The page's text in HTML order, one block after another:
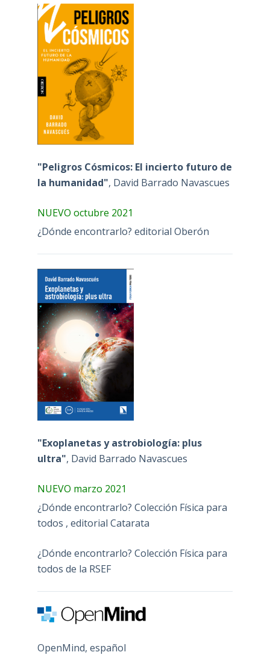
"Peligros Cósmicos: El incierto futuro de
la humanidad", David Barrado Navascues
NUEVO octubre 2021
¿Dónde encontrarlo? editorial Oberón
"Exoplanetas y astrobiología: plus
ultra", David Barrado Navascues
NUEVO marzo 2021
¿Dónde encontrarlo? Colección Física para
todos , editorial Catarata
¿Dónde encontrarlo? Colección Física para
todos de la RSEF
OpenMind, español